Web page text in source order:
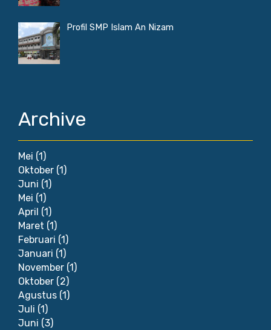
Profil SMP Islam An Nizam
Archive
Mei (1)
Oktober (1)
Juni (1)
Mei (1)
April (1)
Maret (1)
Februari (1)
Januari (1)
November (1)
Oktober (2)
Agustus (1)
Juli (1)
Juni (3)